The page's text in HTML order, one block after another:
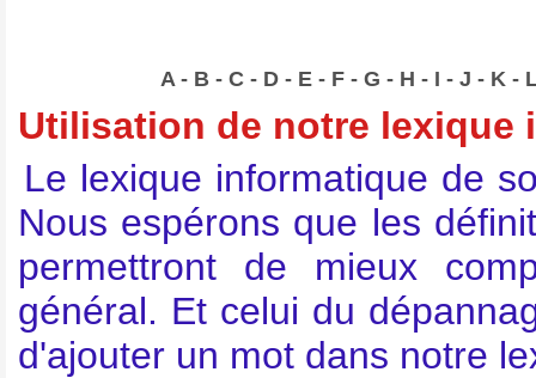
A- B -C - D - E - F -G - H - I -J - K -
Utilisation de notre lexique
Le lexique informatique de
Nous espérons que les
permettront de mieux
général. Et celui du
d'ajouter un mot dans notre